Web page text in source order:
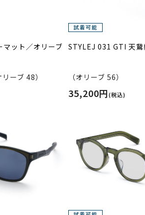
ット／オリーブ
ーブ 48）
STYLEJ 031 GTI 天鵞
（オリーブ 56）
35,200円(税込)